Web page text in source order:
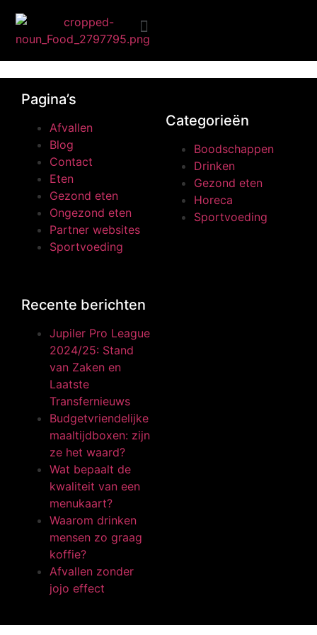
2ndDish.png
Pagina’s
Afvallen
Blog
Contact
Eten
Gezond eten
Ongezond eten
Partner websites
Sportvoeding
Categorieën
Boodschappen
Drinken
Gezond eten
Horeca
Sportvoeding
Recente berichten
Jupiler Pro League
2024/25: Stand
van Zaken en
Laatste
Transfernieuws
Budgetvriendelijke
maaltijdboxen: zijn
ze het waard?
Wat bepaalt de
kwaliteit van een
menukaart?
Waarom drinken
mensen zo graag
koffie?
Afvallen zonder
jojo effect